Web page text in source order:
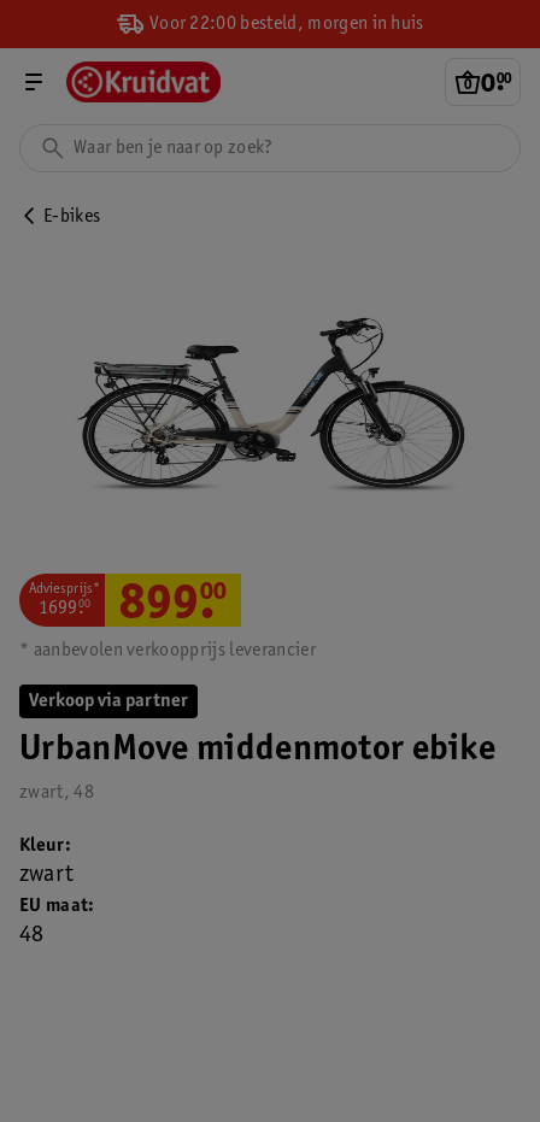
Voor 22:00 besteld, morgen in huis
0.
00
E-bikes
Verkoop via partner
UrbanMove middenmotor ebike
zwart, 48
Adviesprijs*
1699.
00 899.
00
* aanbevolen verkoopprijs leverancier
EU maat
48
Kleur
zwart